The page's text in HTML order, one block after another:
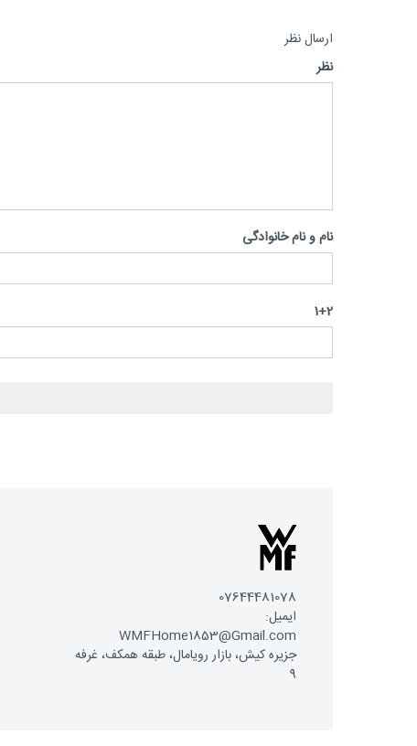
ارسال نظر
نظر
نام و نام خانوادگی
1+2
07644481078
ایمیل:
WMFHome1853@Gmail.com
جزیره کیش، بازار رویامال، طبقه همکف، غرفه
9